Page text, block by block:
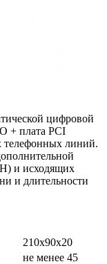
цифровой
+ плата PCI
телефонных линий.
и исходящих
и длительности
210x90x20
не менее 45